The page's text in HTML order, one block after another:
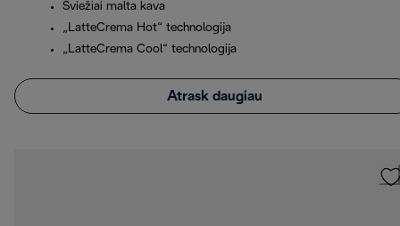
Šviežiai malta kava
„LatteCrema Hot“ technologija
„LatteCrema Cool“ technologija
Atrask daugiau